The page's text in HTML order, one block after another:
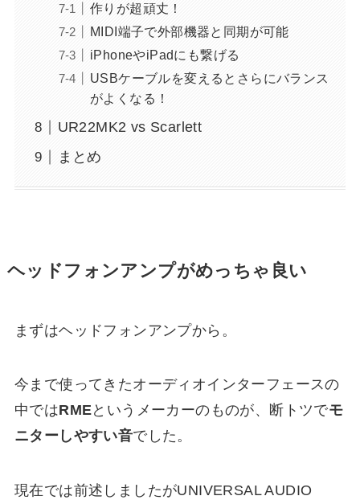
作りが超頑丈！
MIDI端子で外部機器と同期が可能
iPhoneやiPadにも繋げる
USBケーブルを変えるとさらにバランス
がよくなる！
UR22MK2 vs Scarlett
まとめ
ヘッドフォンアンプがめっちゃ良い
まずはヘッドフォンアンプから。
今まで使ってきたオーディオインターフェースの
中ではRMEというメーカーのものが、断トツでモ
ニターしやすい音でした。
現在では前述しましたがUNIVERSAL AUDIO